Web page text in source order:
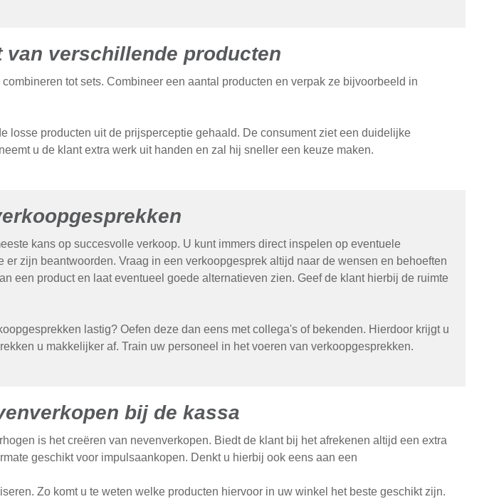
van verschillende producten
tot sets. Combineer een aantal producten en verpak ze bijvoorbeeld in
losse producten uit de prijsperceptie gehaald. De consument ziet een duidelijke
u de klant extra werk uit handen en zal hij sneller een keuze maken.
kans op succesvolle verkoop. U kunt immers direct inspelen op eventuele
er zijn beantwoorden. Vraag in een verkoopgesprek altijd naar de wensen en behoeften
een product en laat eventueel goede alternatieven zien. Geef de klant hierbij de ruimte
lastig? Oefen deze dan eens met collega's of bekenden. Hierdoor krijgt u
u makkelijker af. Train uw personeel in het voeren van verkoopgesprekken.
bij de kassa
is het creëren van nevenverkopen. Biedt de klant bij het afrekenen altijd een extra
geschikt voor impulsaankopen. Denkt u hierbij ook eens aan een
Zo komt u te weten welke producten hiervoor in uw winkel het beste geschikt zijn.